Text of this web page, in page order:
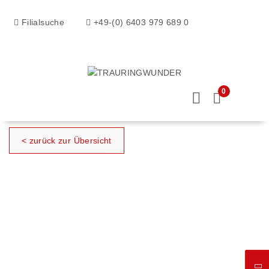
Filialsuche +49-(0) 6403 979 689 0
0
< zurück zur Übersicht